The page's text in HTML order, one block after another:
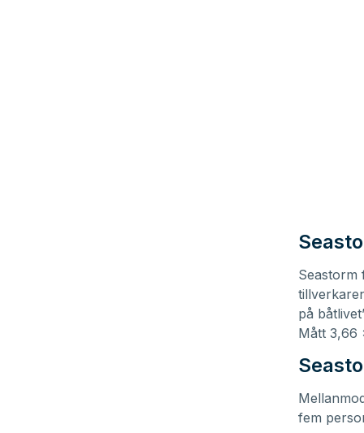
Seastorm
på
Mått 3,66
fem